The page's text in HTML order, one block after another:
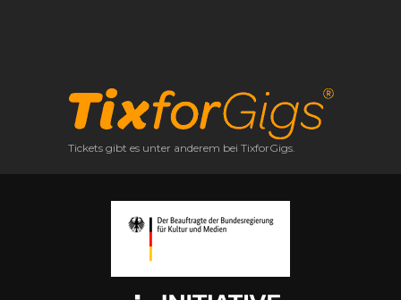
Tickets gibt es unter anderem bei TixforGigs.